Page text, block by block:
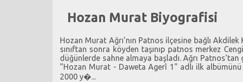
Hozan Murat Biyografisi
Hozan Murat Ağrı’nın Patnos ilçesine bağlı
sınıftan sonra köyden taşınıp patnos merkez
düğünlerde sahne almaya başladı. Ağrı
"Hozan Murat - Daweta Agerî 1" adlı ilk
2000 y�...